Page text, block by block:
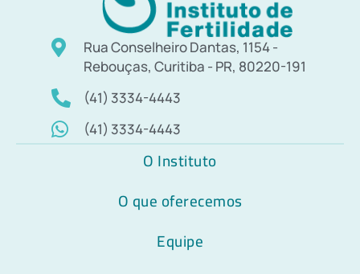
Rua Conselheiro Dantas, 1154 -
Rebouças, Curitiba - PR, 80220-191
(41) 3334-4443
(41) 3334-4443
O Instituto
O que oferecemos
Equipe